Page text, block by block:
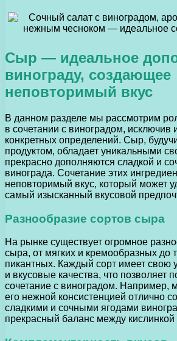
Сыр — идеальное
винограду, создающее
неповторимый вкус
В данном разделе мы рассмотрим
в сочетании с виноградом, исключив
конкретных определений. Сыр,
продуктом, обладает уникальными
прекрасно дополняются сладкой и
винограда. Сочетание этих
неповторимый вкус, который может
самый изысканный вкусовой
Разнообразие сортов сыра
На рынке существует огромное
сыра, от мягких и кремообразных до
пикантных. Каждый сорт имеет свою
и вкусовые качества, что позволяет
сочетание с виноградом. Например,
его нежной консистенцией отлично
сладкими и сочными ягодами
прекрасный баланс между кислинкой